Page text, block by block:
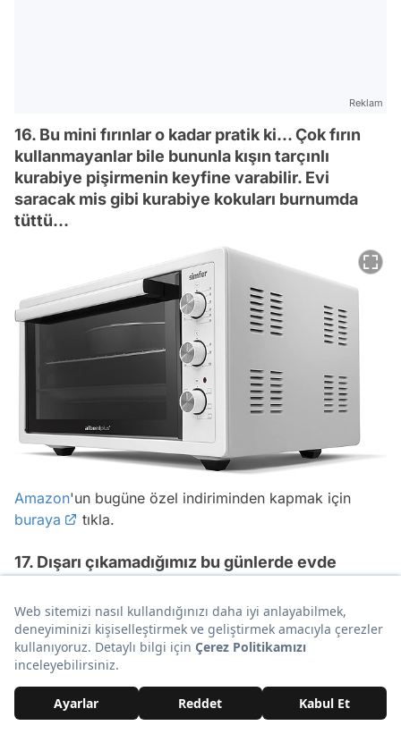
Reklam
16. Bu mini fırınlar o kadar pratik ki... Çok fırın
kullanmayanlar bile bununla kışın tarçınlı
kurabiye pişirmenin keyfine varabilir. Evi
saracak mis gibi kurabiye kokuları burnumda
tüttü...
Amazon'un bugüne özel indiriminden kapmak için
buraya
tıkla.
17. Dışarı çıkamadığımız bu günlerde evde
ve ses ikisi bir arada!